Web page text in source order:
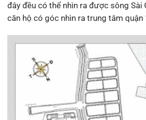
đây đều có thể nhìn ra được sông Sài
căn hộ có góc nhìn ra trung tâm quận